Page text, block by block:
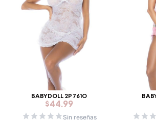
BABYDOLL 2P 7610
$44.99
Sin reseñas